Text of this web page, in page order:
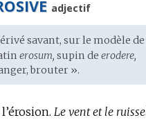
adjectif
savant, sur le modèle de
erosum, supin de erodere,
brouter ».
Le vent et le